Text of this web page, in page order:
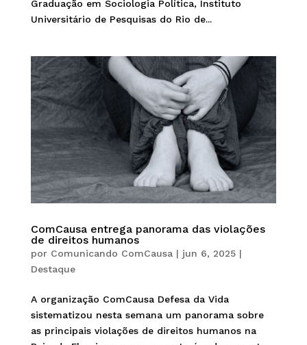
Graduação em Sociologia Política, Instituto
Universitário de Pesquisas do Rio de...
ComCausa entrega panorama das violações
de direitos humanos
por Comunicando ComCausa| jun 6, 2025|
Destaque
A organização ComCausa Defesa da Vida
sistematizou nesta semana um panorama sobre
as principais violações de direitos humanos na